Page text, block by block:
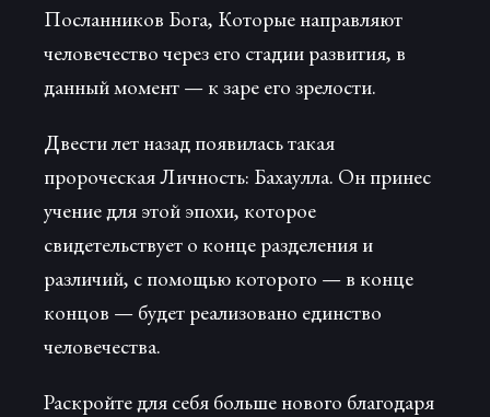
Посланников Бога, Которые направляют
человечество через его стадии развития, в
данный момент — к заре его зрелости.
Двести лет назад появилась такая
пророческая Личность: Бахаулла. Он принес
учение для этой эпохи, которое
свидетельствует о конце разделения и
различий, с помощью которого — в конце
концов — будет реализовано единство
человечества.
Раскройте для себя больше нового благодаря